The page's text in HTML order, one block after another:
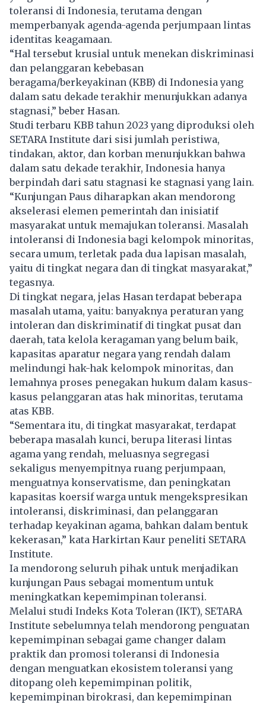
toleransi di Indonesia, terutama dengan
memperbanyak agenda-agenda perjumpaan lintas
identitas keagamaan.
“Hal tersebut krusial untuk menekan diskriminasi
dan pelanggaran kebebasan
beragama/berkeyakinan (KBB) di Indonesia yang
dalam satu dekade terakhir menunjukkan adanya
stagnasi,” beber Hasan.
Studi terbaru KBB tahun 2023 yang diproduksi oleh
SETARA Institute dari sisi jumlah peristiwa,
tindakan, aktor, dan korban menunjukkan bahwa
dalam satu dekade terakhir, Indonesia hanya
berpindah dari satu stagnasi ke stagnasi yang lain.
“Kunjungan Paus diharapkan akan mendorong
akselerasi elemen pemerintah dan inisiatif
masyarakat untuk memajukan toleransi. Masalah
intoleransi di Indonesia bagi kelompok minoritas,
secara umum, terletak pada dua lapisan masalah,
yaitu di tingkat negara dan di tingkat masyarakat,”
tegasnya.
Di tingkat negara, jelas Hasan terdapat beberapa
masalah utama, yaitu: banyaknya peraturan yang
intoleran dan diskriminatif di tingkat pusat dan
daerah, tata kelola keragaman yang belum baik,
kapasitas aparatur negara yang rendah dalam
melindungi hak-hak kelompok minoritas, dan
lemahnya proses penegakan hukum dalam kasus-
kasus pelanggaran atas hak minoritas, terutama
atas KBB.
“Sementara itu, di tingkat masyarakat, terdapat
beberapa masalah kunci, berupa literasi lintas
agama yang rendah, meluasnya segregasi
sekaligus menyempitnya ruang perjumpaan,
menguatnya konservatisme, dan peningkatan
kapasitas koersif warga untuk mengekspresikan
intoleransi, diskriminasi, dan pelanggaran
terhadap keyakinan agama, bahkan dalam bentuk
kekerasan,” kata Harkirtan Kaur peneliti SETARA
Institute.
Ia mendorong seluruh pihak untuk menjadikan
kunjungan Paus sebagai momentum untuk
meningkatkan kepemimpinan toleransi.
Melalui studi Indeks Kota Toleran (IKT), SETARA
Institute sebelumnya telah mendorong penguatan
kepemimpinan sebagai game changer dalam
praktik dan promosi toleransi di Indonesia
dengan menguatkan ekosistem toleransi yang
ditopang oleh kepemimpinan politik,
kepemimpinan birokrasi, dan kepemimpinan